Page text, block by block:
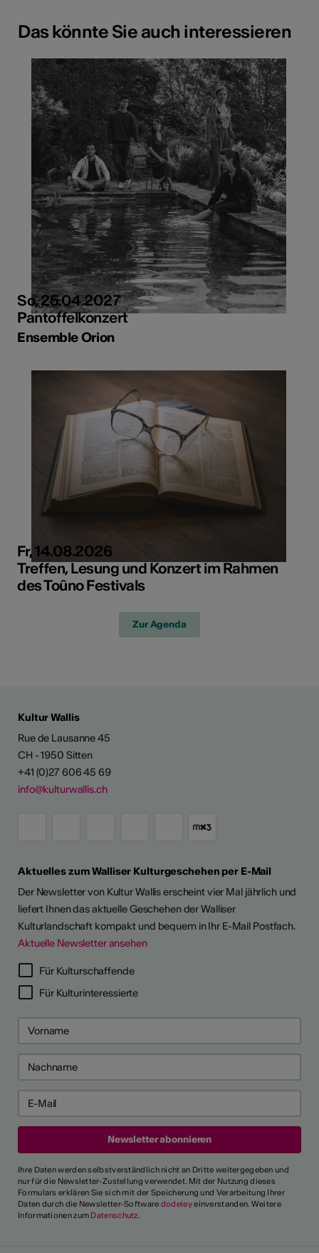
Das könnte Sie auch interessieren
So, 25.04.2027
Pantoffelkonzert
Ensemble Orion
Fr, 14.08.2026
Treffen, Lesung und Konzert im Rahmen
des Toûno Festivals
Zur Agenda
Kultur Wallis
Rue de Lausanne 45
CH - 1950 Sitten
+41 (0)27 606 45 69
info@kulturwallis.ch
Aktuelles zum Walliser Kulturgeschehen per E-Mail
Der Newsletter von Kultur Wallis erscheint vier Mal jährlich und
liefert Ihnen das aktuelle Geschehen der Walliser
Kulturlandschaft kompakt und bequem in Ihr E-Mail Postfach.
Aktuelle Newsletter ansehen
Für Kulturschaffende
Für Kulturinteressierte
Ihre Daten werden selbstverständlich nicht an Dritte weitergegeben und
nur für die Newsletter-Zustellung verwendet. Mit der Nutzung dieses
Formulars erklären Sie sich mit der Speicherung und Verarbeitung Ihrer
Daten durch die Newsletter-Software dodeleyeinverstanden. Weitere
Informationen zum Datenschutz.